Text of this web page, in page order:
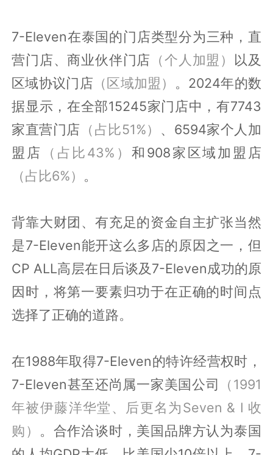
7-Eleven在泰国的门店类型分为三种，直
营门店、商业伙伴门店 （个人加盟） 以及
区域协议门店 （区域加盟） 。2024年的数
据显示，在全部15245家门店中，有7743
家直营门店 （占比51%） 、6594家个人加
盟店
（占比43%）和908家区域加盟店
（占比6%） 。
背靠大财团、有充足的资金自主扩张当然
是7-Eleven能开这么多店的原因之一，但
CP ALL高层在日后谈及7-Eleven成功的原
因时，将第一要素归功于在正确的时间点
选择了正确的道路。
在1988年取得7-Eleven的特许经营权时，
7-Eleven甚至还尚属一家美国公司
（1991
年被伊藤洋华堂、后更名为Seven & I 收
购） 。合作洽谈时，美国品牌方认为泰国